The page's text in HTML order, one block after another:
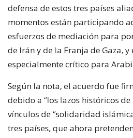
defensa de estos tres países
momentos están participando
esfuerzos de mediación para
de Irán y de la Franja de Gaza,
especialmente crítico para
Según la nota, el acuerdo fue
debido a “los lazos históricos
vínculos de “solidaridad
tres países, que ahora